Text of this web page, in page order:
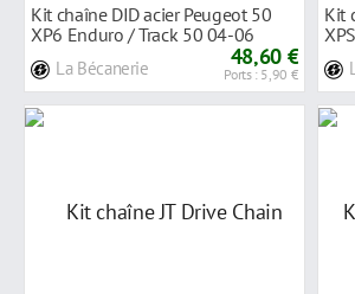
Kit chaîne DID acier Peugeot 50
XP6 Enduro / Track 50 04-06
La Bécanerie 48,60 €
Ports : 5,90 €
Kit